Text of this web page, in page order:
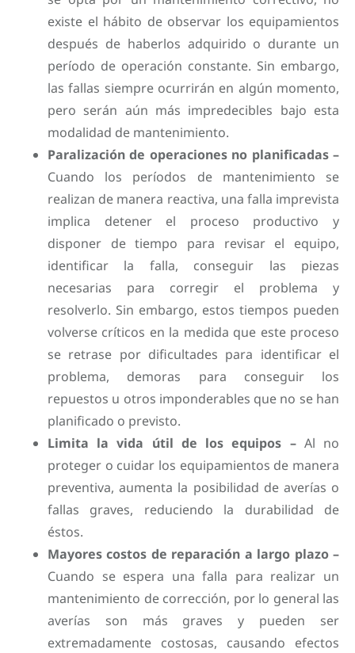
existe el hábito de observar los equipamientos
después de haberlos adquirido o durante un
período de operación constante. Sin embargo,
las fallas siempre ocurrirán en algún momento,
pero serán aún más impredecibles bajo esta
modalidad de mantenimiento.
Paralización de operaciones no planificadas –
Cuando los períodos de mantenimiento se
realizan de manera reactiva, una falla imprevista
implica detener el proceso productivo y
disponer de tiempo para revisar el equipo,
identificar la falla, conseguir las piezas
necesarias para corregir el problema y
resolverlo. Sin embargo, estos tiempos pueden
volverse críticos en la medida que este proceso
se retrase por dificultades para identificar el
problema, demoras para conseguir los
repuestos u otros imponderables que no se han
planificado o previsto.
Limita la vida útil de los equipos – Al no
proteger o cuidar los equipamientos de manera
preventiva, aumenta la posibilidad de averías o
fallas graves, reduciendo la durabilidad de
éstos.
Mayores costos de reparación a largo plazo –
Cuando se espera una falla para realizar un
mantenimiento de corrección, por lo general las
averías son más graves y pueden ser
extremadamente costosas, causando efectos